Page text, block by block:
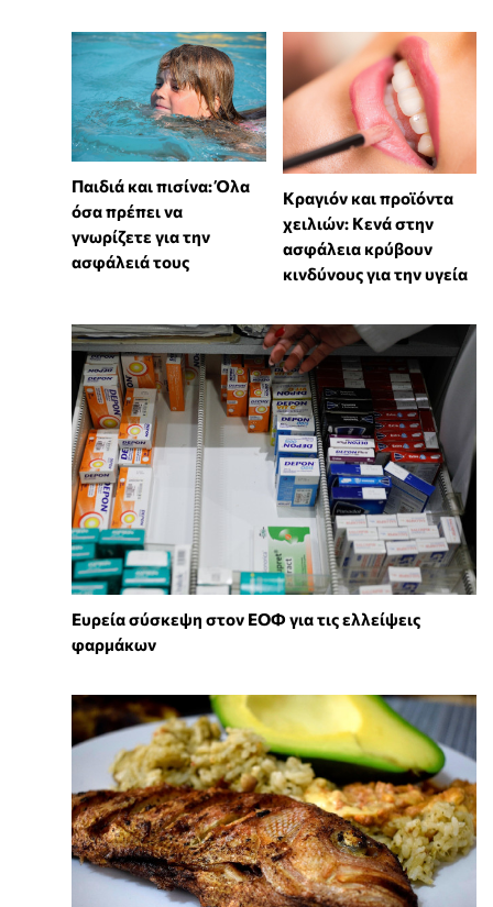
Παιδιά και πισίνα: Όλα
όσα πρέπει να
γνωρίζετε για την
ασφάλειά τους
Κραγιόν και προϊόντα
χειλιών: Κενά στην
ασφάλεια κρύβουν
κινδύνους για την υγεία
Ευρεία σύσκεψη στον ΕΟΦ για τις ελλείψεις
φαρμάκων